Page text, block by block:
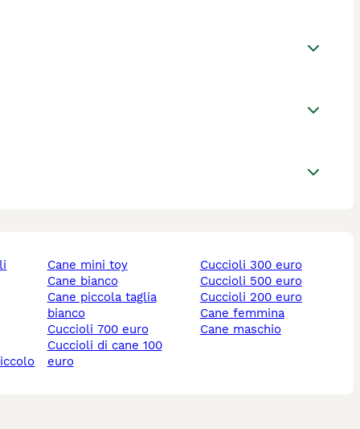
cane mini toy
cane bianco
cane piccola taglia
bianco
cuccioli 700 euro
cuccioli di cane 100
euro
cuccioli 300 euro
cuccioli 500 euro
cuccioli 200 euro
cane femmina
cane maschio